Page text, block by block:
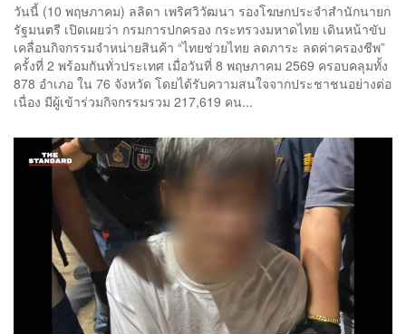
วันนี้ (10 พฤษภาคม) ลลิดา เพริศวิวัฒนา รองโฆษกประจำสำนักนายก
รัฐมนตรี เปิดเผยว่า กรมการปกครอง กระทรวงมหาดไทย เดินหน้าขับ
เคลื่อนกิจกรรมจำหน่ายสินค้า “ไทยช่วยไทย ลดภาระ ลดค่าครองชีพ”
ครั้งที่ 2 พร้อมกันทั่วประเทศ เมื่อวันที่ 8 พฤษภาคม 2569 ครอบคลุมทั้ง
878 อำเภอ ใน 76 จังหวัด โดยได้รับความสนใจจากประชาชนอย่างต่อ
เนื่อง มีผู้เข้าร่วมกิจกรรมรวม 217,619 คน...